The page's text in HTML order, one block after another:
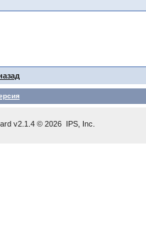
v2.1.4 © 2026 IPS, Inc.